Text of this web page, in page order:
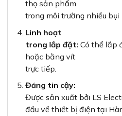
thọ sản phẩm
trong môi trường nhiều bụi
Linh hoạt
trong lắp đặt: Có thể lắp
hoặc bằng vít
trực tiếp.
Đáng tin cậy:
Được sản xuất bởi LS
đầu về thiết bị điện tại